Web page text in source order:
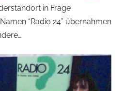
in Frage
“Radio 24” übernahmen